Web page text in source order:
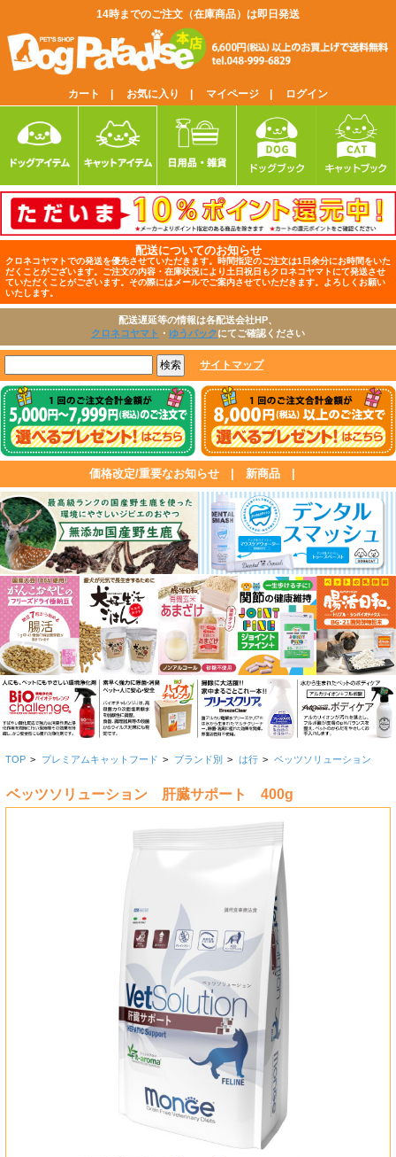
14時までのご注文（在庫商品）は即日発送
カート | お気に入り | マイページ | ログイン
配送についてのお知らせ
クロネコヤマトでの発送を優先させていただきます。時間指定のご注文は1日余分にお時間をいた
だくことがございます。ご注文の内容・在庫状況により土日祝日もクロネコヤマトにて発送させ
ていただくことがございます。その際にはメールでご案内させていただきます。よろしくお願い
いたします。
配送遅延等の情報は各配送会社HP、
クロネコヤマト ・ ゆうパックにてご確認ください
サイトマップ
価格改定/重要なお知らせ 新商品
TOP > プレミアムキャットフード > ブランド別 > は行 > ベッツソリューション
ベッツソリューション 肝臓サポート 400g